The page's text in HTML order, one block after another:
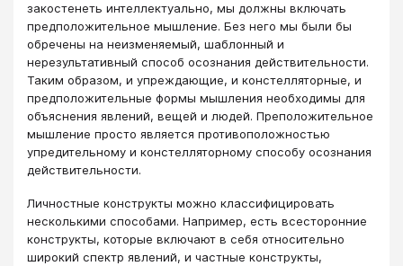
закостенеть интеллектуально, мы должны включать
предположительное мышление. Без него мы были бы
обречены на неизменяемый, шаблонный и
нерезультативный способ осознания действительности.
Таким образом, и упреждающие, и констелляторные, и
предположительные формы мышления необходимы для
объяснения явлений, вещей и людей. Преположительное
мышление просто является противоположностью
упредительному и констелляторному способу осознания
действительности.
Личностные конструкты можно классифицировать
несколькими способами. Например, есть всесторонние
конструкты, которые включают в себя относительно
широкий спектр явлений, и частные конструкты,